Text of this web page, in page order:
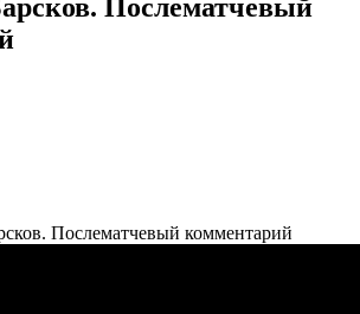
Послематчевый
Послематчевый комментарий